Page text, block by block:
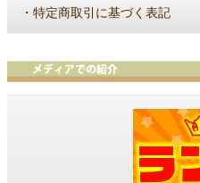
・ 特定商取引に基づく表記